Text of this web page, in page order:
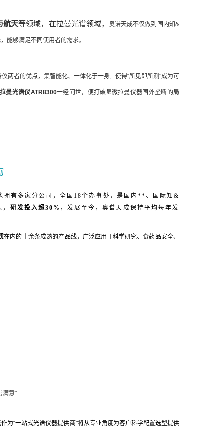
航天等领域，在拉曼光谱领域， 奥谱天成不仅做到国内知&
能够满足不同使用者的需求。
两者的优点，集智能化、一体化于一身，使得“所见即所测"成为可
曼光谱仪ATR8300一经问世，便打破显微拉曼仪器国外垄断的局
拥有多家分公司，全国18个办事处，是国内**、国际知&
研发投入超30% ，发展至今，奥谱天成保持平均每年发
在内的十余条成熟的产品线，广泛应用于科学研究、食药品安全、
满意"
为“一站式光谱仪器提供商"将从专业角度为客户科学配置选型提供